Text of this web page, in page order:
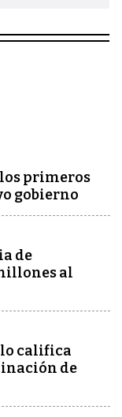
los primeros
gobierno
de
al
califica
de